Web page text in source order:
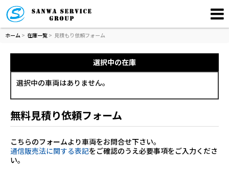
ホーム > 在庫一覧 > 見積もり依頼フォーム
選択中の在庫
選択中の車両はありません。
無料見積り依頼フォーム
こちらのフォームより車両をお問合せ下さい。
通信販売法に関する表記をご確認のうえ必要事項をご入力くださ
い。